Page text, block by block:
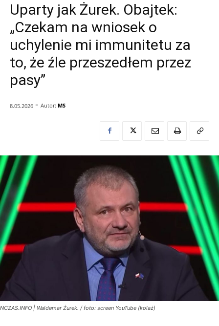
Uparty jak Żurek. Obajtek:
„Czekam na wniosek o
uchylenie mi immunitetu za
to, że źle przeszedłem przez
pasy”
8.05.2026 - Autor: MS
NCZAS.INFO | Waldemar Żurek. / foto: screen YouTube (kolaż)